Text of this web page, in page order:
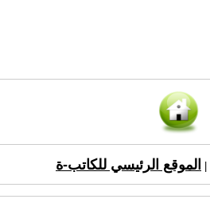
الموقع الرئيسي للكاتب-ة